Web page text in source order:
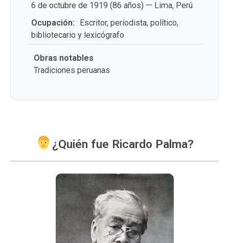
6 de octubre de 1919 (86 años) — Lima, Perú
Ocupación:
Escritor, periodista, político,
bibliotecario y lexicógrafo
Obras notables
Tradiciones peruanas
¿Quién fue Ricardo Palma?